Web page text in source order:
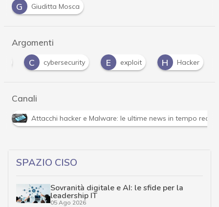
G
Giuditta Mosca
Argomenti
C cybersecurity E exploit H Hacker
Canali
Attacchi hacker e Malware: le ultime news in tempo
SPAZIO CISO
Sovranità digitale e AI: le sfide per la
leadership IT
05 Ago 2026